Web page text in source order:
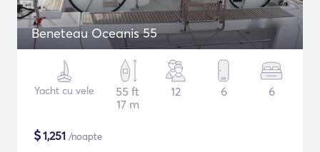
Beneteau Oceanis 55
Yacht cu vele
55 ft
17 m
12 6 6
$1,251 /noapte